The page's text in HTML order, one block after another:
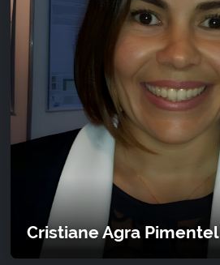
Cristiane Agra Pimentel